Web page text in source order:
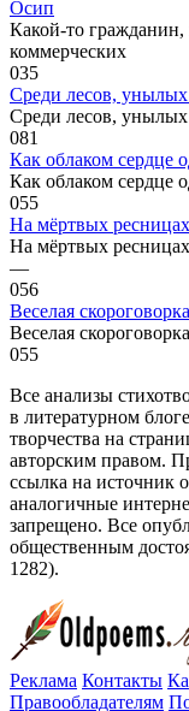
Осип
Какой-то
коммерческих
035
Среди лесов,
Среди лесов, унылых
081
Как облаком
Как облаком сердце
055
На мёртвых
На мёртвых
—
056
Веселая
Веселая
055
Все анализы
в литературном
творчества на
авторским правом.
ссылка на источник
аналогичные
запрещено. Все
общественным
1282).
Реклама Контакты
Правообладателям